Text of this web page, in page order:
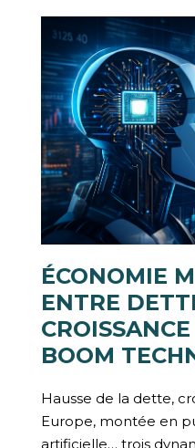
ÉCONOMIE
ENTRE
BOOM
Hausse de la dette,
Europe, montée en
artificielle… trois